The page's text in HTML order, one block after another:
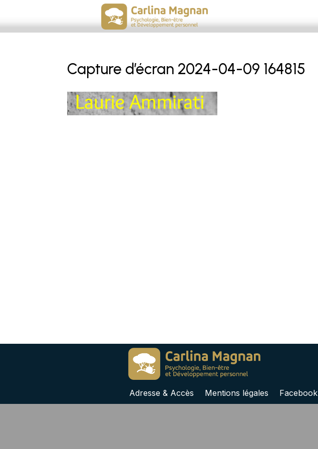
Capture d’écran 2024-04-09 164815
Adresse & Accès Mentions légales Facebook